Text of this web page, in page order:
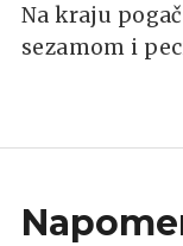
Na kraju
sezamom i